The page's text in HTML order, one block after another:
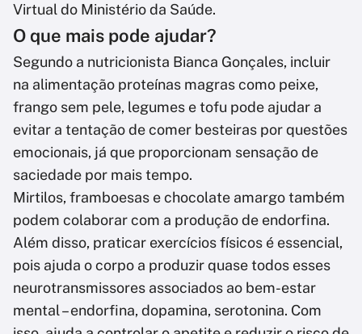
Virtual do Ministério da Saúde.
O que mais pode ajudar?
Segundo a nutricionista Bianca Gonçales, incluir
na alimentação proteínas magras como peixe,
frango sem pele, legumes e tofu pode ajudar a
evitar a tentação de comer besteiras por questões
emocionais, já que proporcionam sensação de
saciedade por mais tempo.
Mirtilos, framboesas e chocolate amargo também
podem colaborar com a produção de endorfina.
Além disso, praticar exercícios físicos é essencial,
pois ajuda o corpo a produzir quase todos esses
neurotransmissores associados ao bem-estar
mental – endorfina, dopamina, serotonina. Com